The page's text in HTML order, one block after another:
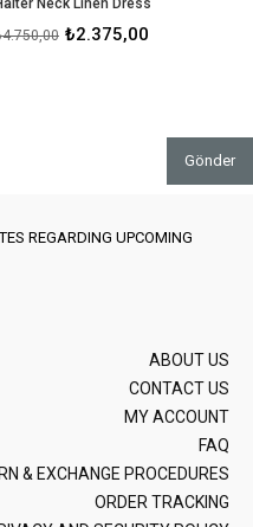
₺2.375,00
Gönder
REGARDING UPCOMING
ABOUT US
CONTACT US
MY ACCOUNT
FAQ
& EXCHANGE PROCEDURES
ORDER TRACKING